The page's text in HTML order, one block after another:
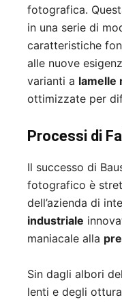
fotografica.
in una serie di
caratteristiche
alle nuove
varianti a lamelle
ottimizzate per
Processi di
Il successo di
fotografico è
dell’azienda di
industriale
maniacale alla
Sin dagli albori
lenti e degli